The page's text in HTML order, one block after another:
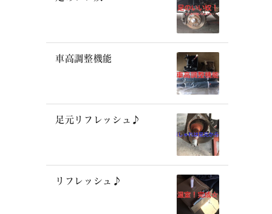
車高調整機能
足元リフレッシュ♪
リフレッシュ♪